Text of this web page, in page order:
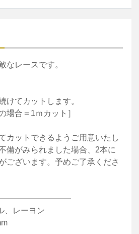
なレースです。
けてカットします。
合＝1ｍカット］
カットできるようご用意いたし
備がみられました場合、2本に
ございます。予めご了承くださ
、レーヨン